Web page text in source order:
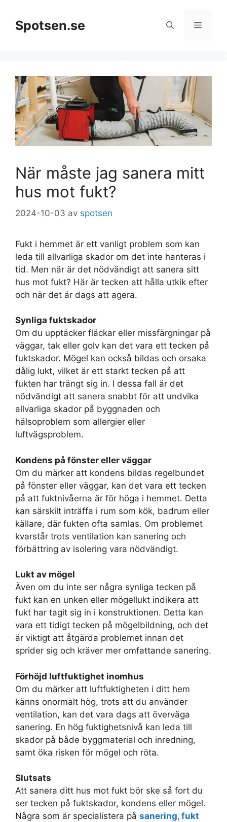
innehållSpotsen.se Meny
När måste jag sanera mitt
hus mot fukt?
2024-10-03 av spotsen
Fukt i hemmet är ett vanligt problem som kan
leda till allvarliga skador om det inte hanteras i
tid. Men när är det nödvändigt att sanera sitt
hus mot fukt? Här är tecken att hålla utkik efter
och när det är dags att agera.
Synliga fuktskador
Om du upptäcker fläckar eller missfärgningar på
väggar, tak eller golv kan det vara ett tecken på
fuktskador. Mögel kan också bildas och orsaka
dålig lukt, vilket är ett starkt tecken på att
fukten har trängt sig in. I dessa fall är det
nödvändigt att sanera snabbt för att undvika
allvarliga skador på byggnaden och
hälsoproblem som allergier eller
luftvägsproblem.
Kondens på fönster eller väggar
Om du märker att kondens bildas regelbundet
på fönster eller väggar, kan det vara ett tecken
på att fuktnivåerna är för höga i hemmet. Detta
kan särskilt inträffa i rum som kök, badrum eller
källare, där fukten ofta samlas. Om problemet
kvarstår trots ventilation kan sanering och
förbättring av isolering vara nödvändigt.
Lukt av mögel
Även om du inte ser några synliga tecken på
fukt kan en unken eller mögellukt indikera att
fukt har tagit sig in i konstruktionen. Detta kan
vara ett tidigt tecken på mögelbildning, och det
är viktigt att åtgärda problemet innan det
sprider sig och kräver mer omfattande sanering.
Förhöjd luftfuktighet inomhus
Om du märker att luftfuktigheten i ditt hem
känns onormalt hög, trots att du använder
ventilation, kan det vara dags att överväga
sanering. En hög fuktighetsnivå kan leda till
skador på både byggmaterial och inredning,
samt öka risken för mögel och röta.
Slutsats
Att sanera ditt hus mot fukt bör ske så fort du
ser tecken på fuktskador, kondens eller mögel.
Några som är specialistera på sanering, fukt